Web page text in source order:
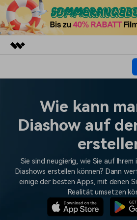
Dienstprogramme
Lösungen
Shop
Plattformen
Funktionen
Audio
Text
Soziale Medien
Marketing & Business
Lifestyle & Spaß
Ressourcen
Video-Prompts
Über 100 heiße Video-
Erste Schritte
Wie kann
Diashow auf
Sie sind neugierig, wie Sie auf Ihrem
Diashows erstellen können? Dann
einige der besten Apps, mit denen
Realität umsetzen